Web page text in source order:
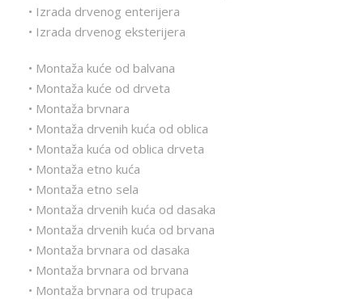
• Izrada drvenog enterijera
• Izrada drvenog eksterijera
• Montaža kuće od balvana
• Montaža kuće od drveta
• Montaža brvnara
• Montaža drvenih kuća od oblica
• Montaža kuća od oblica drveta
• Montaža etno kuća
• Montaža etno sela
• Montaža drvenih kuća od dasaka
• Montaža drvenih kuća od brvana
• Montaža brvnara od dasaka
• Montaža brvnara od brvana
• Montaža brvnara od trupaca